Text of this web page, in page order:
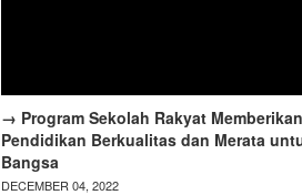
→ Program Sekolah Rakyat
Pendidikan Berkualitas dan Merata
Bangsa
DECEMBER 04, 2022